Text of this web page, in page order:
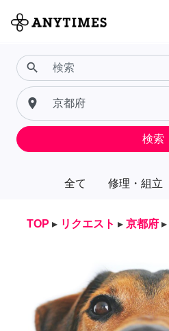
全て 修理・組立
search
place
検索
TOP ▸ リクエスト ▸ 京都府 ▸